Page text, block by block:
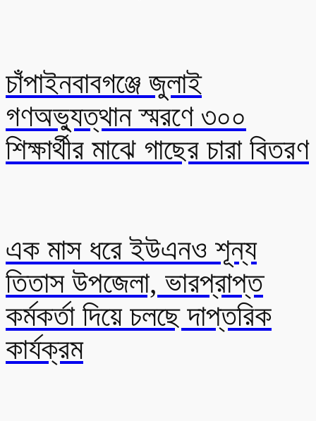
চাঁপাইনবাবগঞ্জে জুলাই
গণঅভ্যুত্থান স্মরণে ৩০০
শিক্ষার্থীর মাঝে গাছের চারা বিতরণ
এক মাস ধরে ইউএনও শূন্য
তিতাস উপজেলা, ভারপ্রাপ্ত
কর্মকর্তা দিয়ে চলছে দাপ্তরিক
কার্যক্রম